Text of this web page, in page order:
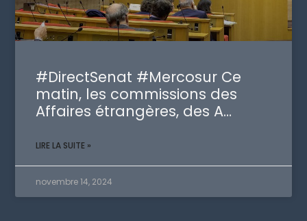
#DirectSenat #Mercosur Ce
matin, les commissions des
Affaires étrangères, des A…
LIRE LA SUITE »
novembre 14, 2024